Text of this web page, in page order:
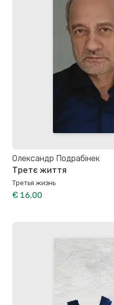
Олександр Подрабінек
Третє життя
Третья жизнь
€ 16,00